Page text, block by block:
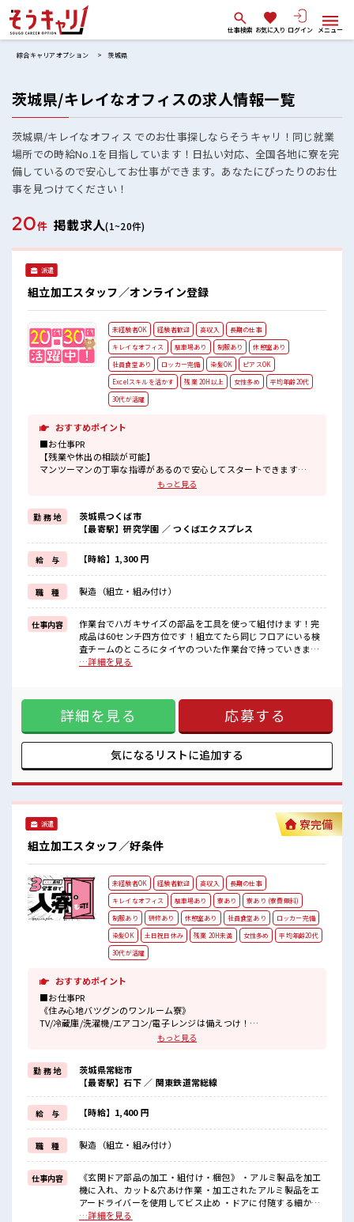
仕事検索 お気に入り ログイン メニュー
綜合キャリアオプション 茨城県
茨城県/キレイなオフィスの求人情報一覧
茨城県/キレイなオフィス でのお仕事探しならそうキャリ！同じ就業
場所での時給No.1を目指しています！日払い対応、全国各地に寮を完
備しているので安心してお仕事ができます。あなたにぴったりのお仕
事を見つけてください！
20件 掲載求人(1~20件)
派遣
組立加工スタッフ／オンライン登録
未経験者OK 経験者歓迎 高収入
長期の仕事
キレイなオフィス
駐車場あり 制服あり
休憩室あり
社員食堂あり
ロッカー完備 染髪OK
ピアスOK
Excelスキルを活かす
残業 20H以上 女性多め
平均年齢20代
30代が活躍
おすすめポイント
■お仕事PR
【残業や休出の相談が可能】
マンツーマンの丁寧な指導があるので安心してスタートできます！
組立てる製品はいくつかありますが作業台のモニターにマニュアル
工具を使って組立てます！
初めてだと不安だと思いますが各作業台に呼び出しボタンがあるの
で困った事があればボタンを押せば丁寧に教えてくれるので安心で
すよ！
長期で働いている当社スタッフさんも多数いらっしゃいます！
作業服通勤OKなのでラクチン♪
■職場の雰囲気
【20代～40代の男女スタッフさんともに活躍中】
キレイに整備された職場！
空調完備でカイテキ♪
キバツ過ぎはNGですが髪のカラー&ピアスOK！
個人ロッカー・医務室・休憩室・無料駐車場あり！
もっと見る
勤 務 地
茨城県つくば市
【最寄駅】研究学園 ／ つくばエクスプレス
給 与 【時給】1,300 円
職 種 製造（組立・組み付け）
仕事内容
作業台でハガキサイズの部品を工具を使って組付けます！完
成品は60センチ四方位です！組立てたら同じフロアにいる検
査チームのところにタイヤのついた作業台で持っていきま
す！重い物は基本ないので安心です！ ■お仕事PR 【残業や休
作業台のモニターにマニュアルがあるのでマニュアルの順番
通りに組付けていけば完成します！ 工具を使って組立てま
す！ 初めてだと不安だと思いますが各作業台に呼び出しボタ
ンがあるので困った事があればボタンを押せば丁寧に教えて
くれるので安心ですよ！ 長期で働いている当社スタッフさん
も多数いらっしゃいます！ 作業服通勤OKなのでラクチン♪
中】 キレイに整備された職場！ 空調完備でカイテキ♪ キバツ
過ぎはNGですが髪のカラー&ピアスOK！ 個人ロッカー・医
…詳細を見る
詳細を見る 応募する
気になるリストに追加する
派遣
組立加工スタッフ／好条件
寮完備
未経験者OK 経験者歓迎 高収入
長期の仕事
キレイなオフィス
駐車場あり 寮あり
寮あり (寮費無料)
制服あり
研修あり 休憩室あり 社員食堂あり
ロッカー完備
染髪OK
土日祝日休み 残業 20H未満 女性多め
平均年齢20代
30代が活躍
おすすめポイント
■お仕事PR
《住み心地バツグンのワンルーム寮》
TV/冷蔵庫/洗濯機/エアコン/電子レンジは備えつけ！
寮には駐車場があるのでマイカーの持ち込みOK！
《住宅パーツの組立・部品付け・梱包のオシゴト》
あなたのライフスタイルに合わせて勤務時間が選べます♪
明るすぎたり奇抜すぎはNGですが基本的に髪型自由でOK(詳しくは
担当へ)☆
制服アリなのでナニ着ていこうか朝の悩みが解消♪
制服通勤OK！
最初は誰でも未経験スタート！
イチからスキルUP・ステップUPしていきましょう♪
一息つける休憩スペースもあります！
■職場の雰囲気
もっと見る
勤 務 地
茨城県常総市
【最寄駅】石下 ／ 関東鉄道常総線
給 与 【時給】1,400 円
職 種 製造（組立・組み付け）
仕事内容
《玄関ドア部品の加工・組付け・梱包》 ・アルミ製品を加工
機に入れ、カット&穴あけ作業 ・加工されたアルミ製品をエ
アードライバーを使用してビス止め ・ドアに付随する細かい
備品の組付け ・完成品の梱包 ※寮アリのお仕事！一人暮らし
…詳細を見る